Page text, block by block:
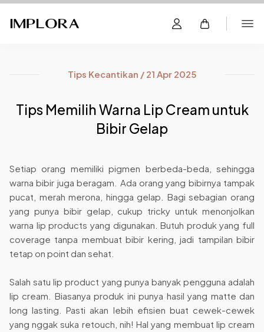
Tips Kecantikan / 21 Apr 2025
Tips Memilih Warna Lip Cream untuk
Bibir Gelap
Setiap orang memiliki pigmen berbeda-beda, sehingga
warna bibir juga beragam. Ada orang yang bibirnya tampak
pucat, merah merona, hingga gelap. Bagi sebagian orang
yang punya bibir gelap, cukup tricky untuk menonjolkan
warna lip products yang digunakan. Butuh produk yang full
coverage tanpa membuat bibir kering, jadi tampilan bibir
tetap on point dan sehat.
Salah satu lip product yang punya banyak pengguna adalah
lip cream. Biasanya produk ini punya hasil yang matte dan
long lasting. Pasti akan lebih efisien buat cewek-cewek
yang nggak suka retouch, nih! Hal yang membuat lip cream